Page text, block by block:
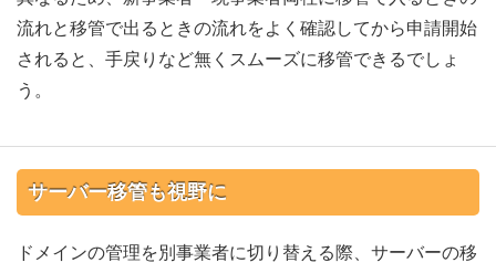
流れと移管で出るときの流れをよく確認してから申請開始
されると、手戻りなど無くスムーズに移管できるでしょ
う。
サーバー移管も視野に
ドメインの管理を別事業者に切り替える際、サーバーの移